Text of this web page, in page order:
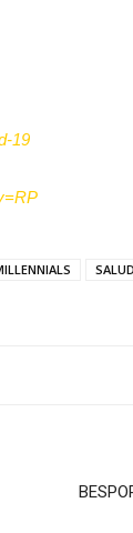
19
SALUD